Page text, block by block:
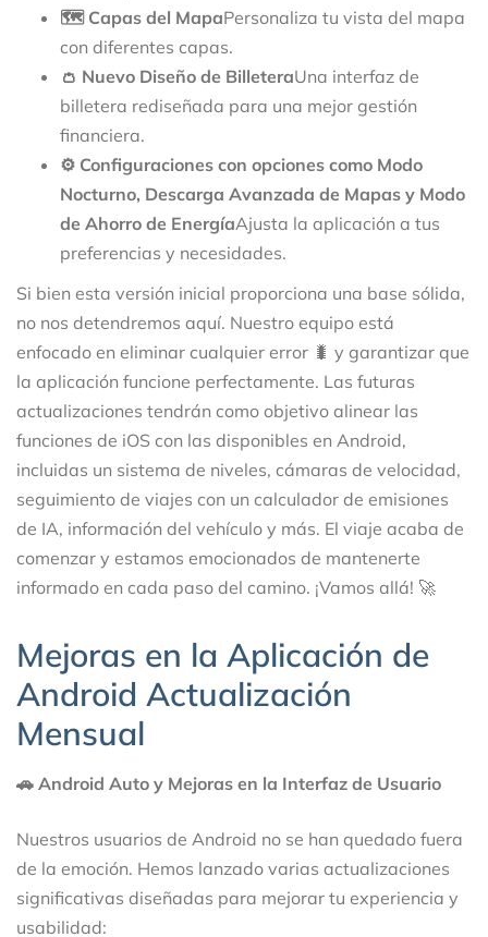
🗺️ Capas del MapaPersonaliza tu vista del mapa
con diferentes capas.
👛 Nuevo Diseño de BilleteraUna interfaz de
billetera rediseñada para una mejor gestión
financiera.
⚙️ Configuraciones con opciones como Modo
Nocturno, Descarga Avanzada de Mapas y Modo
de Ahorro de EnergíaAjusta la aplicación a tus
preferencias y necesidades.
Si bien esta versión inicial proporciona una base sólida,
no nos detendremos aquí. Nuestro equipo está
enfocado en eliminar cualquier error 🐛 y garantizar que
la aplicación funcione perfectamente. Las futuras
actualizaciones tendrán como objetivo alinear las
funciones de iOS con las disponibles en Android,
incluidas un sistema de niveles, cámaras de velocidad,
seguimiento de viajes con un calculador de emisiones
de IA, información del vehículo y más. El viaje acaba de
comenzar y estamos emocionados de mantenerte
informado en cada paso del camino. ¡Vamos allá! 🚀
Mejoras en la Aplicación de
Android Actualización
Mensual
🚗 Android Auto y Mejoras en la Interfaz de Usuario
Nuestros usuarios de Android no se han quedado fuera
de la emoción. Hemos lanzado varias actualizaciones
significativas diseñadas para mejorar tu experiencia y
usabilidad: